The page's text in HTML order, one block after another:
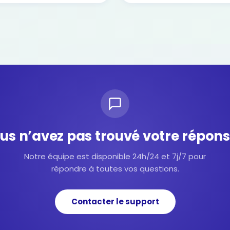
n’avez pas trouvé votre
Notre équipe est disponible 24h/24 et 7j/7 pour
répondre à toutes vos questions.
Contacter le support